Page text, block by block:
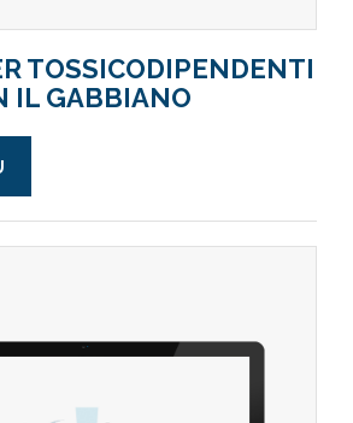
TOSSICODIPENDENTI
IL GABBIANO